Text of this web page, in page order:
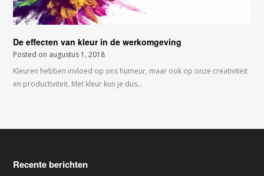
De effecten van kleur in de werkomgeving
Posted on augustus 1, 2018
Kleuren hebben invloed op ons humeur, maar ook op onze creativiteit
en productiviteit. Met kleur kun je dus…
Recente berichten